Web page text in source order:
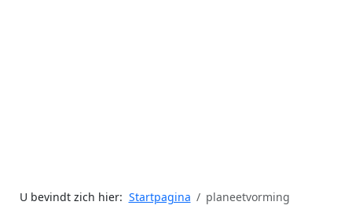
U bevindt zich hier: Startpagina planeetvorming